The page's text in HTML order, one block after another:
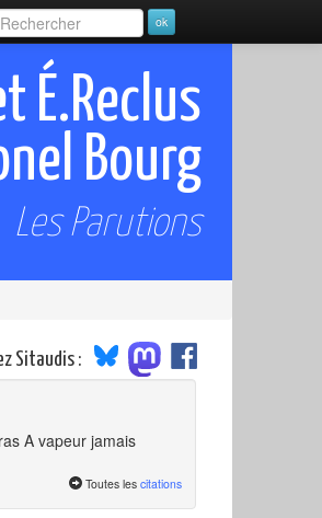
É.Reclus
Bourg
Les Parutions
Sitaudis :
A vapeur jamais
Toutes les citations